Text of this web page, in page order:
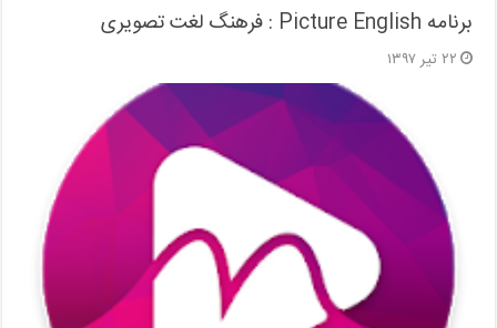
برنامه Picture English : فرهنگ لغت تصویری
۲۲ تیر ۱۳۹۷